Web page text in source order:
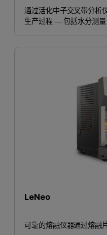
通过活化中子交叉带分析
生产过程 — 包括水分测量
LeNeo
可靠的熔融仪器通过熔融